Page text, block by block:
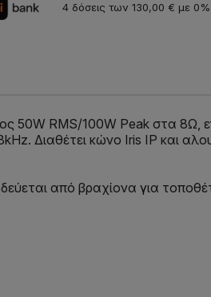
4 δόσεις των 130,00 € με 0%
50W RMS/100W Peak στα
Διαθέτει κώνο Iris IP και
από βραχίονα για